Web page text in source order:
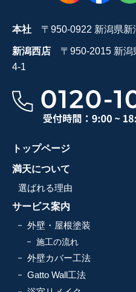
本社 〒950-0922 新潟県新
新潟西店 〒950-2015 新潟
4-1
トップページ
満天について
選ばれる理由
サービス案内
外壁・屋根塗装
施工の流れ
外壁カバー工法
Gatto Wall工法